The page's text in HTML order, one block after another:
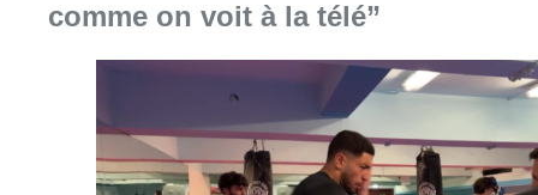
comme on voit à la télé”